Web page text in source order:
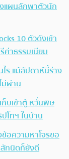
แผนลักพาตัวนัก
10 ตัวดังเข้า
าธรรมเนียม
ไร แม้สัปดาห์นี้ร่าง
ม่ผ่าน
ก็บเข้าตู้ หวั่นพิษ
โทฯ ในบ้าน
อความหาโจรขอ
กนิดก็ยังดี